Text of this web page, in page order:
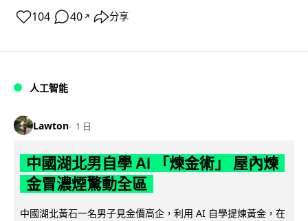
104 40 ↗ 分享
人工智能
Lawton 1 日
中國湖北男自學 AI 「煉金術」 屋內煉
金冒濃煙驚動全區
中國湖北黃石一名男子見金價高企，利用 AI 自學提煉黃金，在